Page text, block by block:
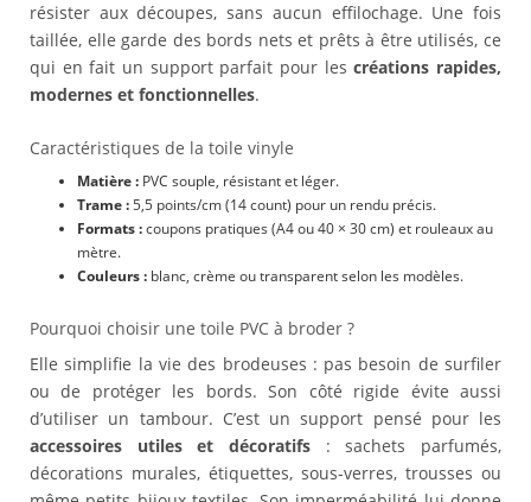
résister aux découpes, sans aucun effilochage. Une fois
taillée, elle garde des bords nets et prêts à être utilisés, ce
qui en fait un support parfait pour lescréations rapides,
modernes et fonctionnelles.
Caractéristiques de la toile vinyle
Matière : PVC souple, résistant et léger.
Trame :5,5 points/cm (14 count) pour un rendu précis.
Formats :coupons pratiques (A4 ou 40 × 30 cm) et rouleaux au
mètre.
Couleurs : blanc, crème ou transparent selon les modèles.
Pourquoi choisir une toile PVC à broder ?
Elle simplifie la vie des brodeuses : pas besoin de surfiler
ou de protéger les bords. Son côté rigide évite aussi
d’utiliser un tambour. C’est un support pensé pour les
accessoires utiles et décoratifs : sachets parfumés,
décorations murales, étiquettes, sous-verres, trousses ou